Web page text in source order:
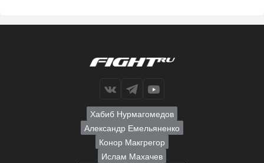
Хабиб Нурмагомедов
Александр Емельяненко
Конор Макгрегор
Ислам Махачев